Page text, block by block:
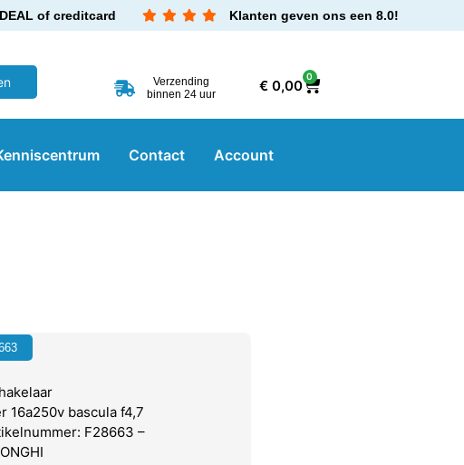
of creditcard Klanten geven ons een 8.0!
Verzending
binnen 24 uur
€0,00
0
Contact Account
16a250v bascula f4,7
F28663 –